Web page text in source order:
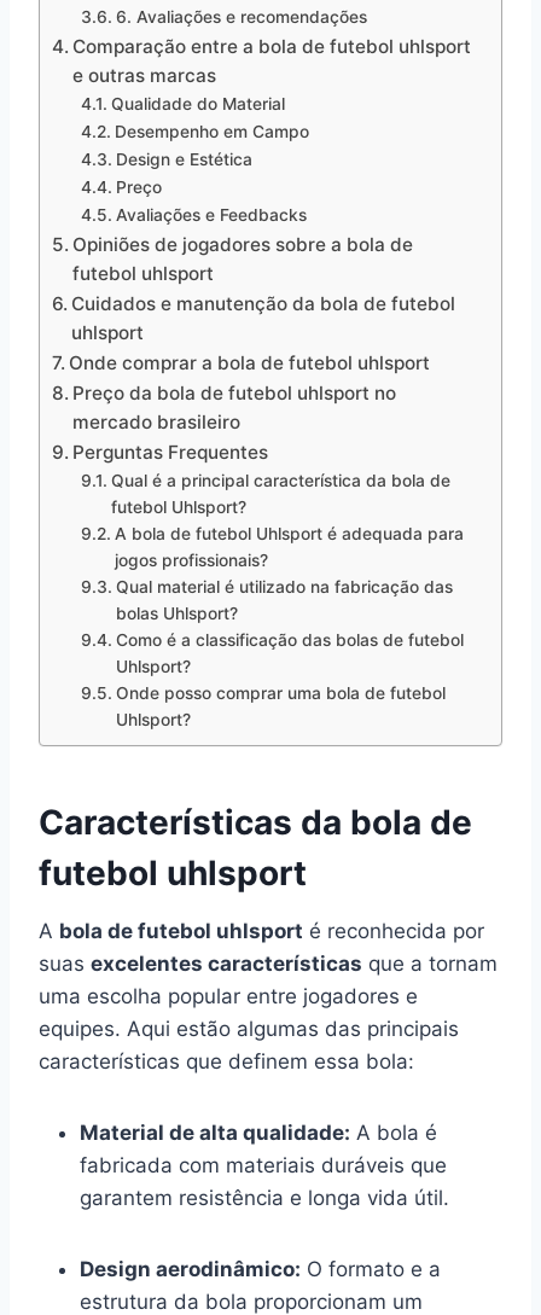
6. Avaliações e recomendações
Comparação entre a bola de futebol uhlsport
e outras marcas
Qualidade do Material
Desempenho em Campo
Design e Estética
Preço
Avaliações e Feedbacks
Opiniões de jogadores sobre a bola de
futebol uhlsport
Cuidados e manutenção da bola de futebol
uhlsport
Onde comprar a bola de futebol uhlsport
Preço da bola de futebol uhlsport no
mercado brasileiro
Perguntas Frequentes
Qual é a principal característica da bola de
futebol Uhlsport?
A bola de futebol Uhlsport é adequada para
jogos profissionais?
Qual material é utilizado na fabricação das
bolas Uhlsport?
Como é a classificação das bolas de futebol
Uhlsport?
Onde posso comprar uma bola de futebol
Uhlsport?
Características da bola de
futebol uhlsport
A bola de futebol uhlsport é reconhecida por
suas excelentes características que a tornam
uma escolha popular entre jogadores e
equipes. Aqui estão algumas das principais
características que definem essa bola:
Material de alta qualidade: A bola é
fabricada com materiais duráveis que
garantem resistência e longa vida útil.
Design aerodinâmico: O formato e a
estrutura da bola proporcionam um